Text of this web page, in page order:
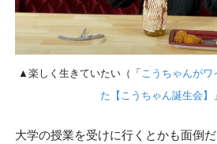
▲楽しく生きていたい（「 こうちゃんがワ
た【こうちゃん誕生会】
大学の授業を受けに行くとかも面倒